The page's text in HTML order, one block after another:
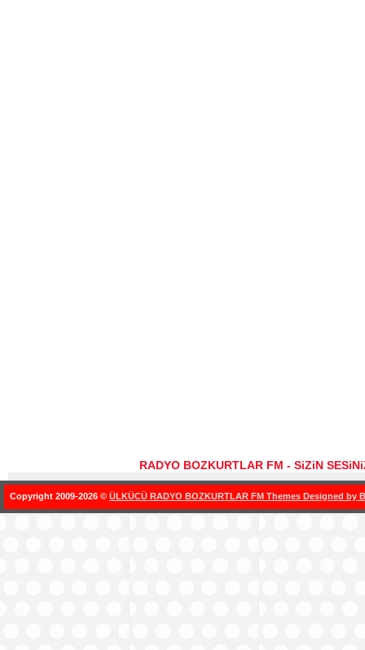
RADYO BOZKURTLAR FM - SiZiN
Copyright 2009-2026 © ÜLKÜCÜ RADYO BOZKURTLAR FM Themes Designed by